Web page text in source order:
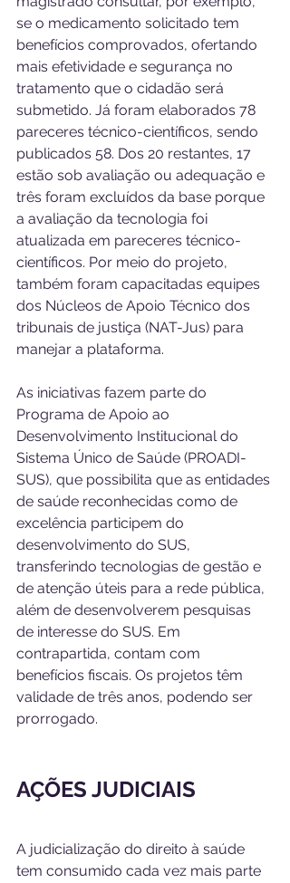
se o medicamento solicitado tem
benefícios comprovados, ofertando
mais efetividade e segurança no
tratamento que o cidadão será
submetido. Já foram elaborados 78
pareceres técnico-científicos, sendo
publicados 58. Dos 20 restantes, 17
estão sob avaliação ou adequação e
três foram excluídos da base porque
a avaliação da tecnologia foi
atualizada em pareceres técnico-
científicos. Por meio do projeto,
também foram capacitadas equipes
dos Núcleos de Apoio Técnico dos
tribunais de justiça (NAT-Jus) para
manejar a plataforma.
As iniciativas fazem parte do
Programa de Apoio ao
Desenvolvimento Institucional do
Sistema Único de Saúde (PROADI-
SUS), que possibilita que as entidades
de saúde reconhecidas como de
excelência participem do
desenvolvimento do SUS,
transferindo tecnologias de gestão e
de atenção úteis para a rede pública,
além de desenvolverem pesquisas
de interesse do SUS. Em
contrapartida, contam com
benefícios fiscais. Os projetos têm
validade de três anos, podendo ser
prorrogado.
AÇÕES JUDICIAIS
A judicialização do direito à saúde
tem consumido cada vez mais parte